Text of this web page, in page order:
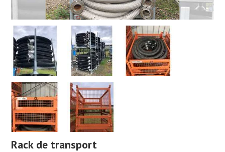
Rack de transport